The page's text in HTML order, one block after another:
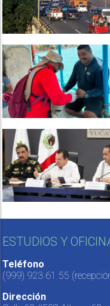
ESTUDIOS Y
Teléfono
(999) 923 61 55
Dirección